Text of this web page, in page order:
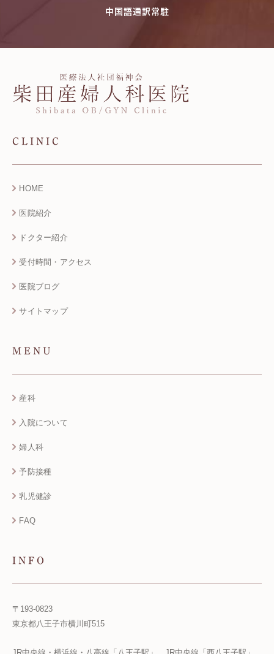
中国語通訳常駐
CLINIC
HOME
医院紹介
ドクター紹介
受付時間・アクセス
医院ブログ
サイトマップ
MENU
産科
入院について
婦人科
予防接種
乳児健診
FAQ
INFO
〒193-0823
東京都八王子市横川町515